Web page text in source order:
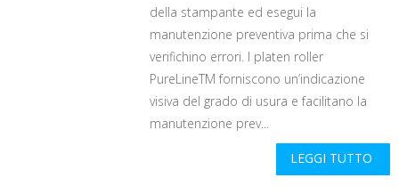
della stampante ed esegui la
manutenzione preventiva prima che si
verifichino errori. I platen roller
PureLineTM forniscono un’indicazione
visiva del grado di usura e facilitano la
manutenzione prev...
LEGGI TUTTO